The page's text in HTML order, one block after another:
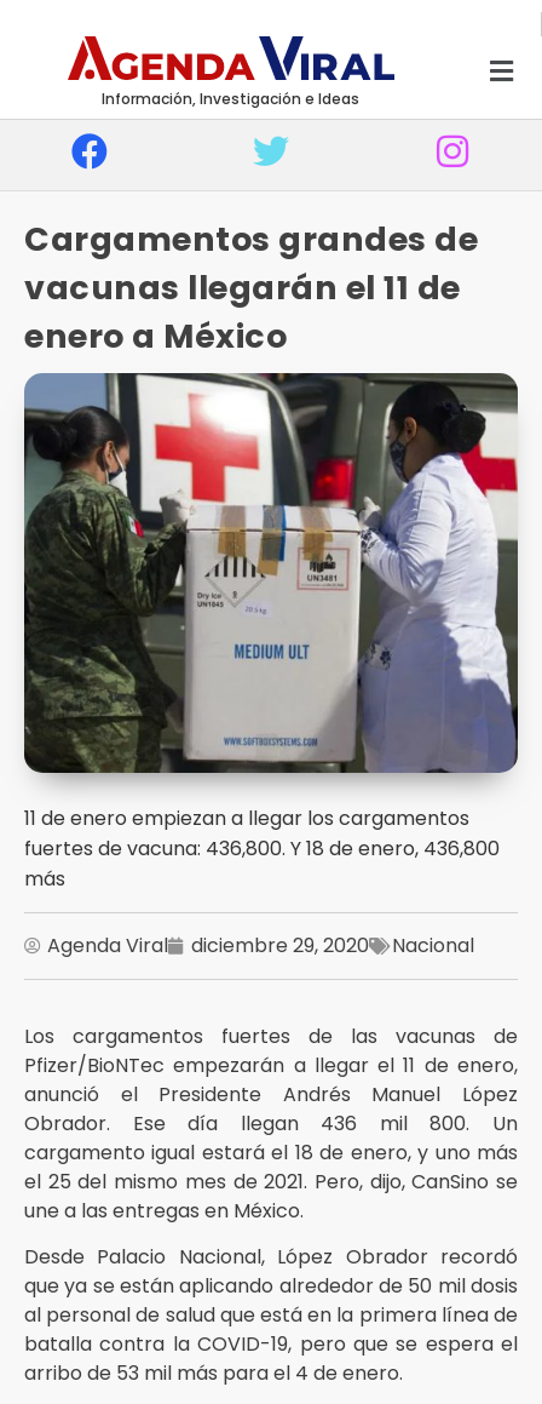
Información, Investigación e Ideas
Cargamentos grandes de
vacunas llegarán el 11 de
enero a México
11 de enero empiezan a llegar los cargamentos
fuertes de vacuna: 436,800. Y 18 de enero, 436,800
más
Agenda Viral diciembre 29, 2020 Nacional
Los cargamentos fuertes de las vacunas de
Pfizer/BioNTec empezarán a llegar el 11 de enero,
anunció el Presidente Andrés Manuel López
Obrador. Ese día llegan 436 mil 800. Un
cargamento igual estará el 18 de enero, y uno más
el 25 del mismo mes de 2021. Pero, dijo, CanSino se
une a las entregas en México.
Desde Palacio Nacional, López Obrador recordó
que ya se están aplicando alrededor de 50 mil dosis
al personal de salud que está en la primera línea de
batalla contra la COVID-19, pero que se espera el
arribo de 53 mil más para el 4 de enero.